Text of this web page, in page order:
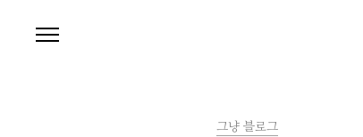
그냥 블로그